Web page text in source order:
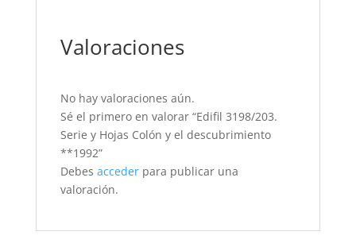
Valoraciones
No hay valoraciones aún.
Sé el primero en valorar “Edifil 3198/203.
Serie y Hojas Colón y el descubrimiento
**1992”
Debes accederpara publicar una
valoración.